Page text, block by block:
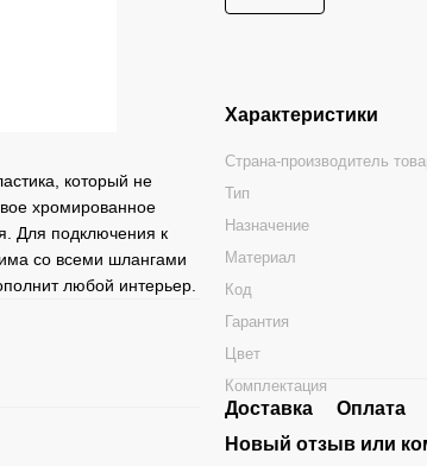
который не
хромированное
Для подключения к
со всеми шлангами
любой интерьер.
Характеристики
Страна-производитель
Тип
Назначение
Материал
Код
Гарантия
Цвет
Комплектация
Доставка Оплата
Новый отзыв или